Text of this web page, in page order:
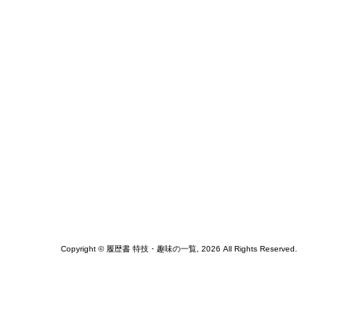
Copyright © 履歴書 特技・趣味の一覧, 2026 All Rights Reserved.